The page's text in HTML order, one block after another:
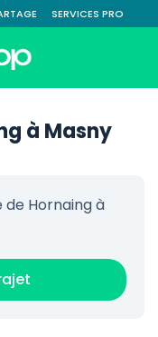
SERVICES PRO
à Masny
Hornaing à